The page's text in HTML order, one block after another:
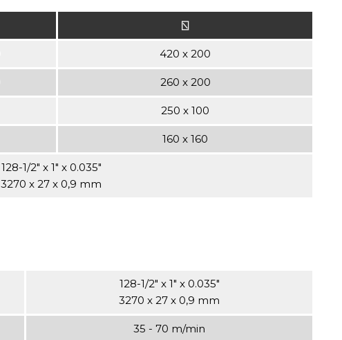
⍂
420 x 200
260 x 200
250 x 100
160 x 160
128-1/2" x 1" x 0.035"
3270 x 27 x 0,9 mm
128-1/2" x 1" x 0.035"
3270 x 27 x 0,9 mm
35 - 70 m/min